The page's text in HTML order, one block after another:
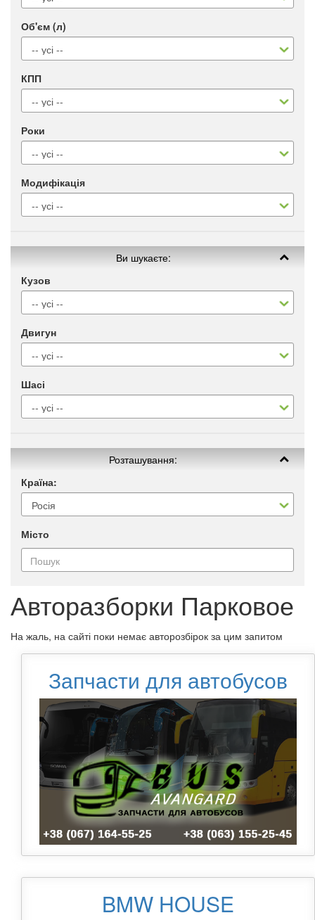
Об'єм (л)
КПП
Роки
Модифікація
Ви шукаєте:
Кузов
Двигун
Шасі
Розташування:
Країна:
Місто
Авторазборки Парковое
На жаль, на сайті поки немає авторозбірок за цим запитом
Запчасти для автобусов
BMW HOUSE